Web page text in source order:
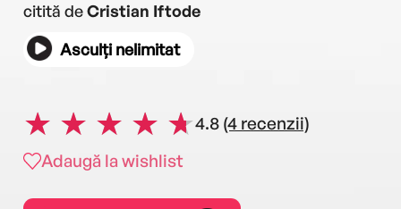
citită deCristian Iftode
Asculți nelimitat
4.8 (4 recenzii)
Adaugă la wishlist